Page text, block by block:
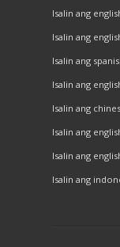
Isalin ang
Isalin ang
Isalin ang
Isalin ang
Isalin ang
Isalin ang
Isalin ang
Isalin ang